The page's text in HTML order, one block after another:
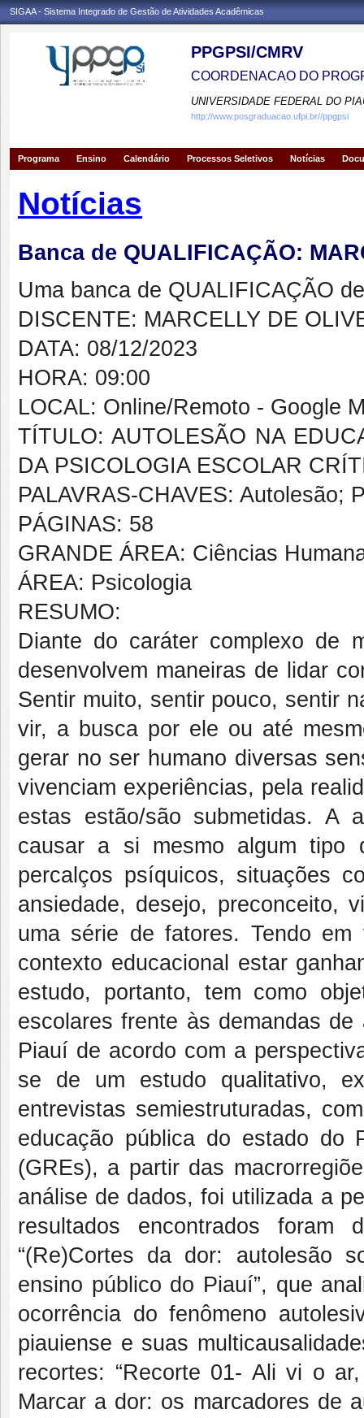
SIGAA - Sistema Integrado de Gestão de Atividades Acadêmicas
PPGPSI/CMRV
COORDENACAO DO
UNIVERSIDADE FEDERAL DO
http://www.posgraduacao.ufpi.br//ppgpsi
Programa Ensino Calendário Processos Seletivos Notícias
Notícias
Banca de QUALIFICAÇÃO:
Uma banca de QUALIFICAÇÃO
DISCENTE: MARCELLY DE
DATA: 08/12/2023
HORA: 09:00
LOCAL: Online/Remoto - Google
TÍTULO: AUTOLESÃO NA
DA PSICOLOGIA ESCOLAR
PALAVRAS-CHAVES: Autolesão;
PÁGINAS: 58
GRANDE ÁREA: Ciências
ÁREA: Psicologia
RESUMO:
Diante do caráter complexo de
desenvolvem maneiras de lidar
Sentir muito, sentir pouco, sentir
vir, a busca por ele ou até
gerar no ser humano diversas
vivenciam experiências, pela
estas estão/são submetidas. A
causar a si mesmo algum tipo
percalços psíquicos, situações
ansiedade, desejo, preconceito,
uma série de fatores. Tendo
contexto educacional estar
estudo, portanto, tem como
escolares frente às demandas
Piauí de acordo com a
se de um estudo qualitativo,
entrevistas semiestruturadas,
educação pública do estado do
(GREs), a partir das
análise de dados, foi utilizada a
resultados encontrados
“(Re)Cortes da dor: autolesão
ensino público do Piauí”, que
ocorrência do fenômeno
piauiense e suas
recortes: “Recorte 01- Ali vi o
Marcar a dor: os marcadores de